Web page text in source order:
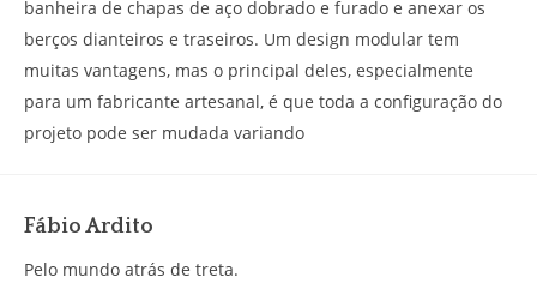
banheira de chapas de aço dobrado e furado e anexar os
berços dianteiros e traseiros. Um design modular tem
muitas vantagens, mas o principal deles, especialmente
para um fabricante artesanal, é que toda a configuração do
projeto pode ser mudada variando
Fábio Ardito
Pelo mundo atrás de treta.